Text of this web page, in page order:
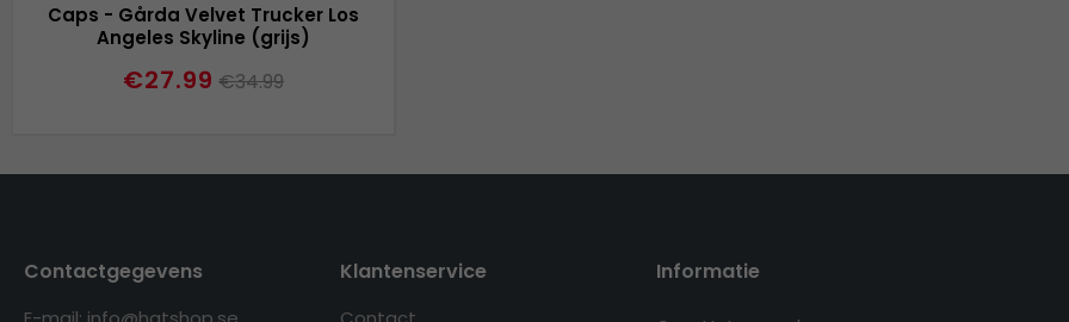
Caps - Gårda Velvet Trucker Los
Angeles Skyline (grijs)
€27.99 €34.99
Contactgegevens Klantenservice Informatie